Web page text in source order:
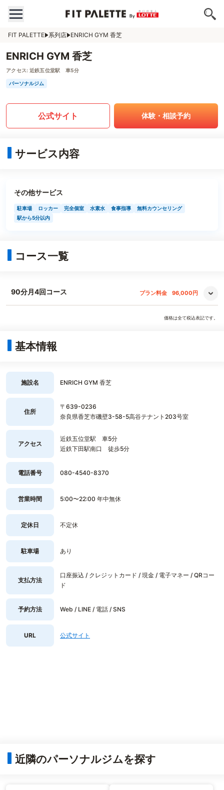
FIT PALETTE 系列店 ENRICH GYM 香芝
ENRICH GYM 香芝
アクセス: 近鉄五位堂駅 車5分
パーソナルジム
公式サイト 体験・相談予約
サービス内容
その他サービス
駐車場 ロッカー 完全個室 水素水 食事指導
無料カウンセリング
駅から5分以内
コース一覧
90分月4回コース プラン料金 96,000円
価格は全て税込表記です。
基本情報
施設名 ENRICH GYM 香芝
住所
〒639-0236
奈良県香芝市磯壁3-58-5高谷テナント203号室
アクセス
近鉄五位堂駅 車5分
近鉄下田駅南口 徒歩5分
電話番号 080-4540-8370
営業時間 5:00〜22:00 年中無休
定休日 不定休
駐車場 あり
支払方法
口座振込 / クレジットカード / 現金 / 電子マネー / QRコー
ド
予約方法 Web / LINE / 電話 / SNS
URL 公式サイト
近隣のパーソナルジムを探す